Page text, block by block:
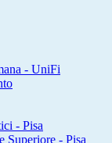
- UniFi
- Pisa
Superiore - Pisa